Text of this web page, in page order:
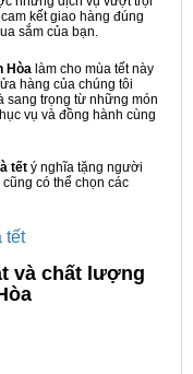
kết giao hàng đúng
sắm của bạn.
Hòa làm cho mùa tết này
hàng của chúng tôi
sang trọng từ những món
vụ và đồng hành cùng
tết ý nghĩa tặng người
có thể chọn các
tết
và chất lượng